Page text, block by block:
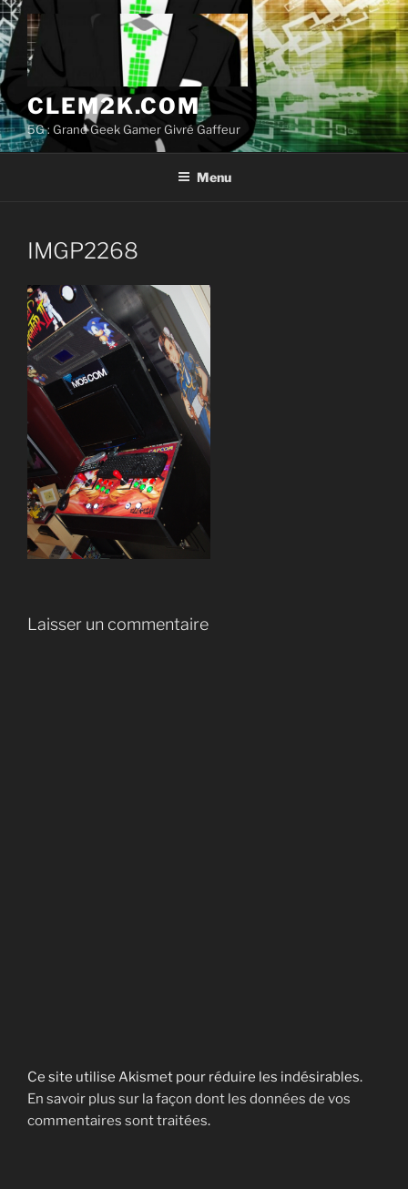
Aller
au
contenu
principal
CLEM2K.COM
5G : Grand Geek Gamer Givré Gaffeur
Menu
IMGP2268
Laisser un commentaire
Ce site utilise Akismet pour réduire les indésirables.
En savoir plus sur la façon dont les données de vos
commentaires sont traitées.